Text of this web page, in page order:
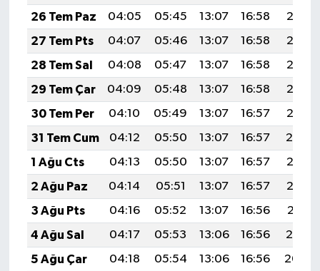
26 Tem Paz
04:05 05:45 13:07 16:58
20:18
27 Tem Pts
04:07 05:46 13:07 16:58
20:18
28 Tem Sal
04:08 05:47 13:07 16:58
20:17
29 Tem Çar
04:09 05:48 13:07 16:58
20:16
30 Tem Per
04:10 05:49 13:07 16:57
20:15
31 Tem Cum
04:12 05:50 13:07 16:57
20:14
1 Ağu Cts
04:13 05:50 13:07 16:57
20:13
2 Ağu Paz
04:14 05:51 13:07 16:57
20:12
3 Ağu Pts
04:16 05:52 13:07 16:56
20:11
4 Ağu Sal
04:17 05:53 13:06 16:56
20:10
5 Ağu Çar
04:18 05:54 13:06 16:56
20:09